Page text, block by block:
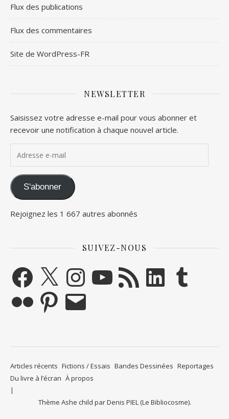
Flux des publications
Flux des commentaires
Site de WordPress-FR
NEWSLETTER
Saisissez votre adresse e-mail pour vous abonner et
recevoir une notification à chaque nouvel article.
S'abonner
Rejoignez les 1 667 autres abonnés
SUIVEZ-NOUS
Facebook
X InstagramYouTubeFlux RSSLinkedIn Tumblr
PinterestE-mail
Articles récents Fictions / Essais Bandes Dessinées Reportages
Du livre à l’écran À propos
Thème Ashe child parDenis PIEL (Le Bibliocosme).